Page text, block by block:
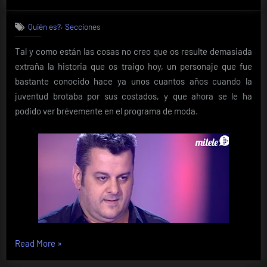
Quién es?, Secciones
Tal y como están las cosas no creo que os resulte demasiada
extraña la historia que os traigo hoy, un personaje que fue
bastante conocido hace ya unos cuantos años cuando la
juventud brotaba por sus costados, y que ahora se le ha
podido ver brévemente en el programa de moda.
Read More «Quién
»